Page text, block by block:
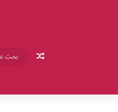
مقال